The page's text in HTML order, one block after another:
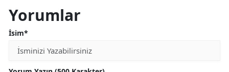
Yorumlar
İsim*